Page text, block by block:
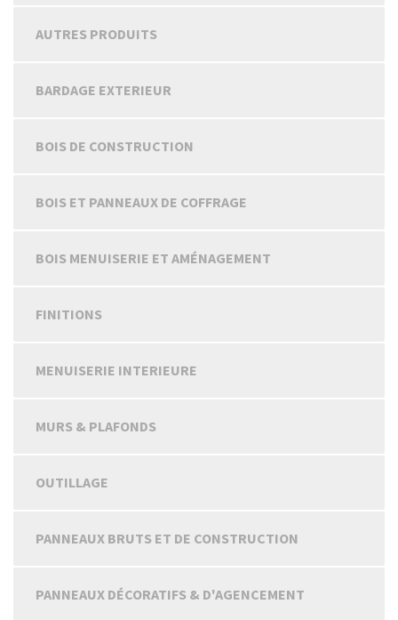
AUTRES PRODUITS
BARDAGE EXTERIEUR
BOIS DE CONSTRUCTION
BOIS ET PANNEAUX DE COFFRAGE
BOIS MENUISERIE ET AMÉNAGEMENT
FINITIONS
MENUISERIE INTERIEURE
MURS & PLAFONDS
OUTILLAGE
PANNEAUX BRUTS ET DE CONSTRUCTION
PANNEAUX DÉCORATIFS & D'AGENCEMENT